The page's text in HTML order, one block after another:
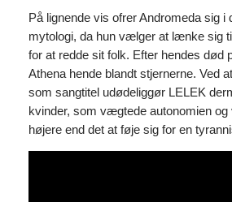
På lignende vis ofrer Andromeda sig
mytologi, da hun vælger at lænke sig
for at redde sit folk. Efter hendes død
Athena hende blandt stjernerne. Ved
som sangtitel udødeliggør LELEK
kvinder, som vægtede autonomien
højere end det at føje sig for en